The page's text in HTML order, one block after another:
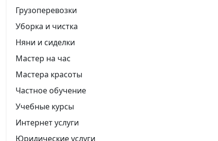
Грузоперевозки
Уборка и чистка
Няни и сиделки
Мастер на час
Мастера красоты
Частное обучение
Учебные курсы
Интернет услуги
Юридические услуги